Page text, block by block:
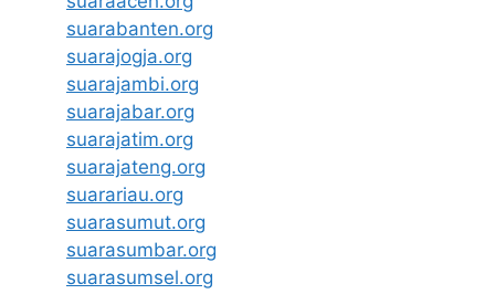
suarabanten.org
suarajogja.org
suarajambi.org
suarajabar.org
suarajatim.org
suarajateng.org
suarariau.org
suarasumut.org
suarasumbar.org
suarasumsel.org